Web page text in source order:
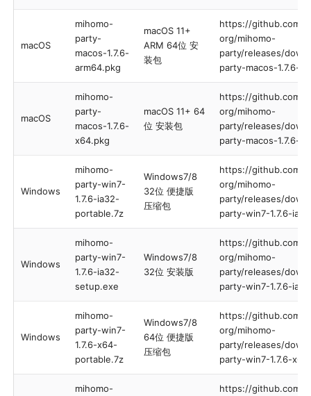
macOS
mihomo-
party-
macos-1.7.6-
arm64.pkg
macOS 11+
ARM 64位 安
装包
https://github.com/
org/mihomo-
party/releases/
party-macos-1.7.6-
macOS
mihomo-
party-
macos-1.7.6-
x64.pkg
macOS 11+ 64
位 安装包
https://github.com/
org/mihomo-
party/releases/
party-macos-1.7.6-
Windows
mihomo-
party-win7-
1.7.6-ia32-
portable.7z
Windows7/8
32位 便捷版
压缩包
https://github.com/
org/mihomo-
party/releases/
party-win7-1.7.6-
Windows
mihomo-
party-win7-
1.7.6-ia32-
setup.exe
Windows7/8
32位 安装版
https://github.com/
org/mihomo-
party/releases/
party-win7-1.7.6-
Windows
mihomo-
party-win7-
1.7.6-x64-
portable.7z
Windows7/8
64位 便捷版
压缩包
https://github.com/
org/mihomo-
party/releases/
party-win7-1.7.6-
mihomo-
https://github.com/